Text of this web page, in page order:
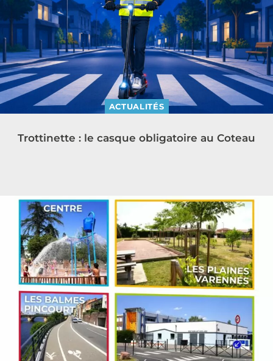
ACTUALITÉS
Trottinette : le casque obligatoire au Coteau